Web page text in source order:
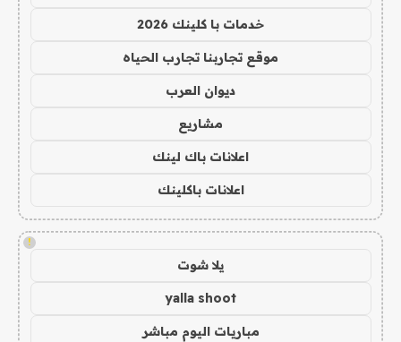
خدمات با كلينك 2026
موقع تجاربنا تجارب الحياه
ديوان العرب
مشاريع
اعلانات باك لينك
اعلانات باكلينك
!
يلا شوت
yalla shoot
مباريات اليوم مباشر